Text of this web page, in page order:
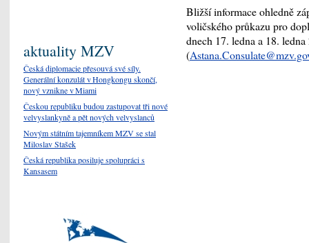
Bližší informace ohledně
voličského průkazu pro
dnech 17. ledna a 18.
(
aktuality MZV
Česká diplomacie přesouvá své síly.
Generální konzulát v Hongkongu skončí,
nový vznikne v Miami
Českou republiku budou zastupovat tři nové
velvyslankyně a pět nových velvyslanců
Novým státním tajemníkem MZV se stal
Miloslav Stašek
Česká republika posiluje spolupráci s
Kansasem